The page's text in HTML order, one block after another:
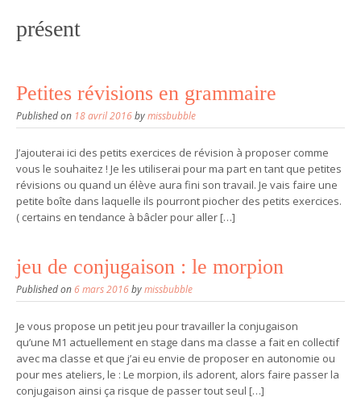
présent
Petites révisions en grammaire
Published on 18 avril 2016bymissbubble
J’ajouterai ici des petits exercices de révision à proposer comme
vous le souhaitez ! Je les utiliserai pour ma part en tant que petites
révisions ou quand un élève aura fini son travail. Je vais faire une
petite boîte dans laquelle ils pourront piocher des petits exercices.
( certains en tendance à bâcler pour aller […]
jeu de conjugaison : le morpion
Published on6 mars 2016bymissbubble
Je vous propose un petit jeu pour travailler la conjugaison
qu’une M1 actuellement en stage dans ma classe a fait en collectif
avec ma classe et que j’ai eu envie de proposer en autonomie ou
pour mes ateliers, le : Le morpion, ils adorent, alors faire passer la
conjugaison ainsi ça risque de passer tout seul […]